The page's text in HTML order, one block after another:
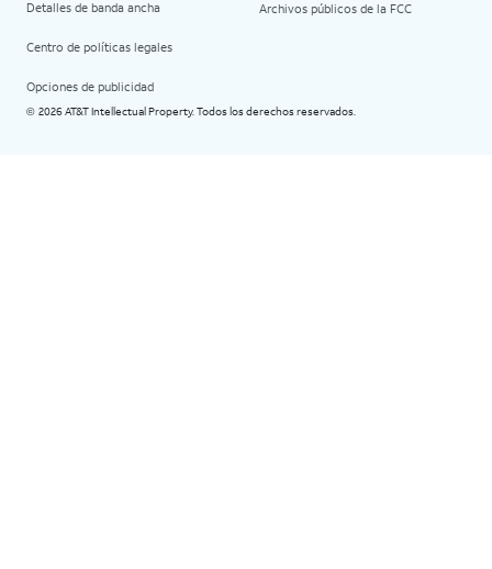
Detalles de banda ancha
Centro de políticas legales
Opciones de publicidad
Archivos públicos de la FCC
© 2026 AT&T Intellectual Property. Todos los derechos reservados.